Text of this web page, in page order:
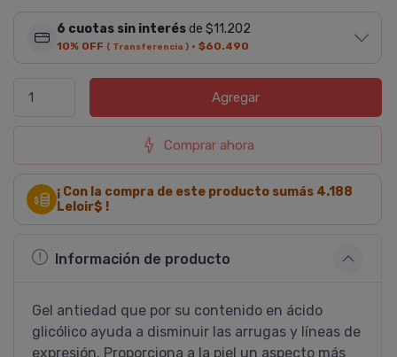
6 cuotas sin interésde $11.202
10% OFF ( Transferencia ) · $60.490
Agregar
Comprar ahora
¡ Con la compra de este producto sumás 4.188
Leloir$ !
Información de producto
Gel antiedad que por su contenido en ácido
glicólico ayuda a disminuir las arrugas y lí­neas de
expresión. Proporciona a la piel un aspecto más